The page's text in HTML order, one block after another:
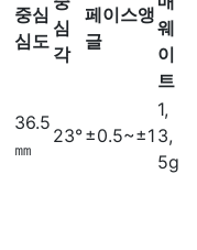
중심
심도
심
각
페이스앵
글
웨
이
트
36.5
㎜
23°±0.5~±1
1,
3,
5g